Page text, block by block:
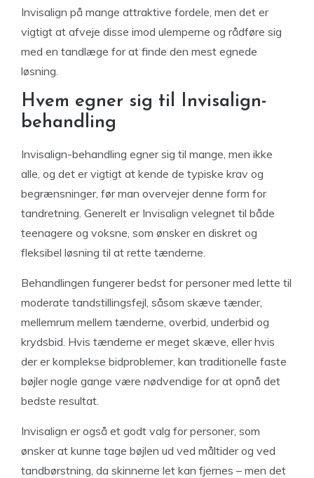
Invisalign på mange attraktive fordele, men det er
vigtigt at afveje disse imod ulemperne og rådføre sig
med en tandlæge for at finde den mest egnede
løsning.
Hvem egner sig til Invisalign-
behandling
Invisalign-behandling egner sig til mange, men ikke
alle, og det er vigtigt at kende de typiske krav og
begrænsninger, før man overvejer denne form for
tandretning. Generelt er Invisalign velegnet til både
teenagere og voksne, som ønsker en diskret og
fleksibel løsning til at rette tænderne.
Behandlingen fungerer bedst for personer med lette til
moderate tandstillingsfejl, såsom skæve tænder,
mellemrum mellem tænderne, overbid, underbid og
krydsbid. Hvis tænderne er meget skæve, eller hvis
der er komplekse bidproblemer, kan traditionelle faste
bøjler nogle gange være nødvendige for at opnå det
bedste resultat.
Invisalign er også et godt valg for personer, som
ønsker at kunne tage bøjlen ud ved måltider og ved
tandbørstning, da skinnerne let kan fjernes – men det